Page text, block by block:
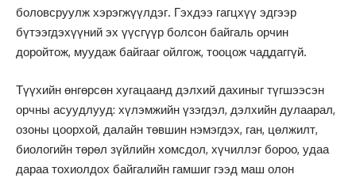
боловсруулж хэрэгжүүлдэг. Гэхдээ гагцхүү эдгээр
бүтээгдэхүүний эх үүсгүүр болсон байгаль орчин
доройтож, муудаж байгааг ойлгож, тооцож чаддаггүй.
Түүхийн өнгөрсөн хугацаанд дэлхий дахиныг түгшээсэн
орчны асуудлууд: хүлэмжийн үзэгдэл, дэлхийн дулаарал,
озоны цоорхой, далайн төвшин нэмэгдэх, ган, цөлжилт,
биологийн төрөл зүйлийн хомсдол, хүчиллэг бороо, удаа
дараа тохиолдох байгалийн гамшиг гээд маш олон